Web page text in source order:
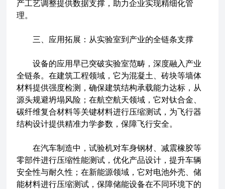
产工艺调整提供数据支撑，助力企业实现精细化管
理。
三、应用拓展：从实验室到产业的全链条支撑
设备的应用早已突破实验室范畴，深度融入产业
全链条。在建筑工程领域，它为混凝土、砖块等墙体
材料提供强度检测，确保建筑结构承载能力达标，从
源头规避坍塌风险；在航空航天领域，它对钛合金、
碳纤维复合材料等关键材料进行压缩测试，为飞行器
结构设计提供精准力学参数，保障飞行安全。
在汽车制造中，试验机对车身钢材、减震橡胶等
零部件进行压缩性能测试，优化产品设计，提升车辆
安全性与耐久性；在新能源领域，它对电池外壳、储
能材料进行压缩测试，保障储能设备在不同环境下的